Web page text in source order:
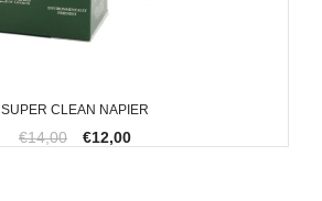
SUPER CLEAN NAPIER
€14,00 €12,00